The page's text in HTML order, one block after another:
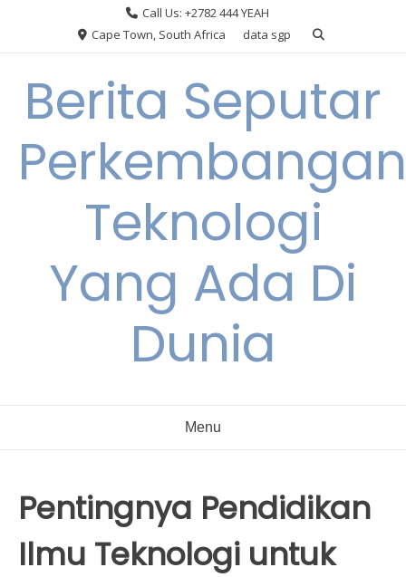
Call Us: +2782 444 YEAH
Cape Town, South Africa
data sgp
Berita Seputar
Perkembangan
Teknologi
Yang Ada Di
Dunia
Menu
Pentingnya Pendidikan
Ilmu Teknologi untuk